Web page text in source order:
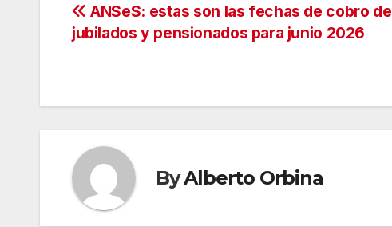
Navegación
de
ANSeS: estas son las fechas de cobro de
jubilados y pensionados para junio 2026
ByAlberto Orbina